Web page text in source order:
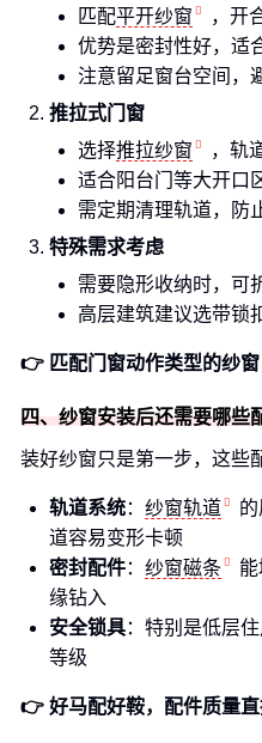
匹配平开纱窗
，开
优势是密封性好，适
注意留足窗台空间，
推拉式门窗
选择推拉纱窗
，轨
适合阳台门等大开口
需定期清理轨道，防
特殊需求考虑
需要隐形收纳时，可
高层建筑建议选带锁
👉 匹配门窗动作类型的纱
四、纱窗安装后还需要哪些
装好纱窗只是第一步，这些
轨道系统： 纱窗轨道
道容易变形卡顿
密封配件： 纱窗磁条
缘钻入
安全锁具：特别是低层
等级
👉 好马配好鞍，配件质量